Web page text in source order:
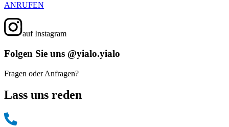
ANRUFEN
auf Instagram
Folgen Sie uns @yialo.yialo
Fragen oder Anfragen?
Lass uns reden